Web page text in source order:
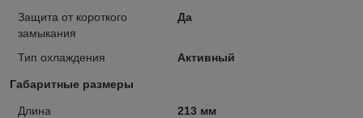
Защита от короткого
замыкания
Да
Тип охлаждения Активный
Габаритные размеры
Длина
213 мм